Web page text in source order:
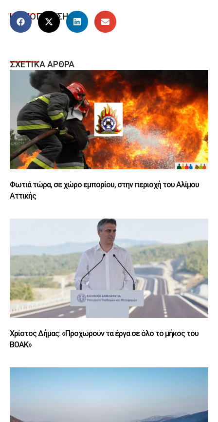
ΚΟΙΝΟΠΟΙΗΣΗ
ΣΧΕΤΙΚΑ ΑΡΘΡΑ
Φωτιά τώρα, σε χώρο εμπορίου, στην περιοχή του Αλίμου
Αττικής
Χρίστος Δήμας: «Προχωρούν τα έργα σε όλο το μήκος του
ΒΟΑΚ»